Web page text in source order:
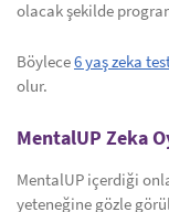
olacak şekilde
Böylece6 yaş zeka
olur.
MentalUP Zeka
MentalUP içerdiği
yeteneğine gözle